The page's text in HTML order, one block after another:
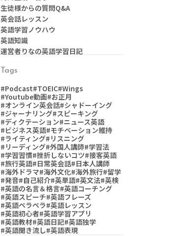
生徒様からの質問Q&A
英会話レッスン
英語学習ノウハウ
英語知識
運営者りなの英語学習日記
Tags
#Podcast#TOEIC#Wings
#Youtube動画#お正月
#オンライン英会話#シャドーイング
#ジャーナリング#スピーキング
#ディクテーション#ニュース英語
#ビジネス英語#モチベーション維持
#ライティング#リスニング
#リーディング#外国人講師#学習法
#学習習慣#挫折しないコツ#接客英語
#旅行英語#日常英会話#日本人講師
#海外ドラマ#海外文化#海外旅行#留学
#発音#自己紹介#英単語#英文法#英検
#英語の名言＆格言#英語コーチング
#英語スピーチ#英語フレーズ
#英語ペラペラ#英語レッスン
#英語初心者#英語学習アプリ
#英語教材#英語日記#英語独学
#英語聞き流し#英語表現